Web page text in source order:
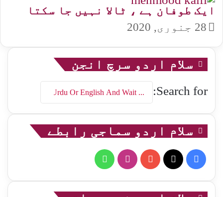
ایک طوفان ہے ، ٹالا نہیں جا سکتا
28 جنوری, 2020
سلام اردو سرچ انجن
Search for:
سلام اردو سماجی رابطے
Facebook
YouTube
Instagram
WhatsApp